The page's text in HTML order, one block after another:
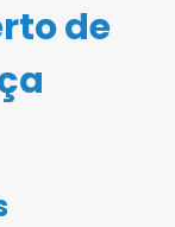
de